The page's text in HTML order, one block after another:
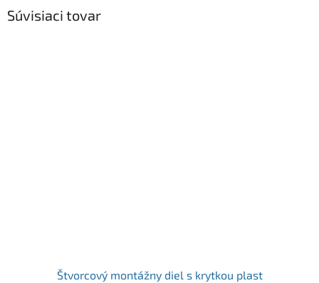
Súvisiaci tovar
Štvorcový montážny diel s krytkou plast